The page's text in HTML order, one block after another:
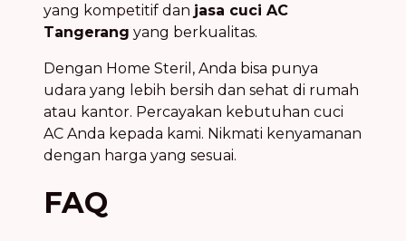
yang kompetitif dan jasa cuci AC
Tangerang yang berkualitas.
Dengan Home Steril, Anda bisa punya
udara yang lebih bersih dan sehat di rumah
atau kantor. Percayakan kebutuhan cuci
AC Anda kepada kami. Nikmati kenyamanan
dengan harga yang sesuai.
FAQ